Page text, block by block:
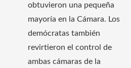
obtuvieron una pequeña
mayoría en la Cámara. Los
demócratas también
revirtieron el control de
ambas cámaras de la